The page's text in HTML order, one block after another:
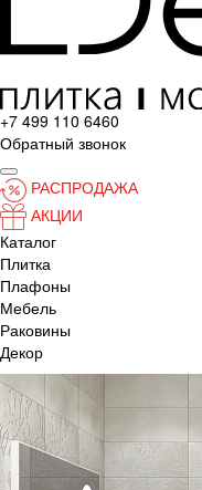
+7 499 110 6460
Обратный звонок
РАСПРОДАЖА
АКЦИИ
Каталог
Плитка
Плафоны
Мебель
Раковины
Декор